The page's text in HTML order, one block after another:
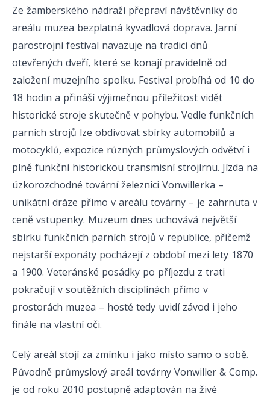
Ze žamberského nádraží přepraví návštěvníky do
areálu muzea bezplatná kyvadlová doprava. Jarní
parostrojní festival navazuje na tradici dnů
otevřených dveří, které se konají pravidelně od
založení muzejního spolku. Festival probíhá od 10 do
18 hodin a přináší výjimečnou příležitost vidět
historické stroje skutečně v pohybu. Vedle funkčních
parních strojů lze obdivovat sbírky automobilů a
motocyklů, expozice různých průmyslových odvětví i
plně funkční historickou transmisní strojírnu. Jízda na
úzkorozchodné tovární železnici Vonwillerka –
unikátní dráze přímo v areálu továrny – je zahrnuta v
ceně vstupenky. Muzeum dnes uchovává největší
sbírku funkčních parních strojů v republice, přičemž
nejstarší exponáty pocházejí z období mezi lety 1870
a 1900. Veteránské posádky po příjezdu z trati
pokračují v soutěžních disciplínách přímo v
prostorách muzea – hosté tedy uvidí závod i jeho
finále na vlastní oči.
Celý areál stojí za zmínku i jako místo samo o sobě.
Původně průmyslový areál továrny Vonwiller & Comp.
je od roku 2010 postupně adaptován na živé